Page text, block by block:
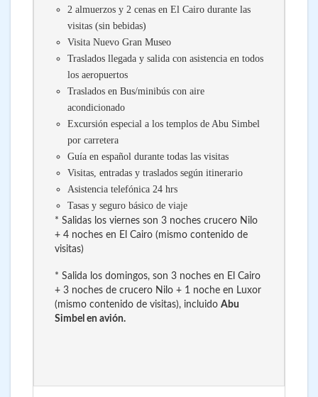
2 almuerzos y 2 cenas en El Cairo durante las
visitas (sin bebidas)
Visita Nuevo Gran Museo
Traslados llegada y salida con asistencia en todos
los aeropuertos
Traslados en Bus/minibús con aire
acondicionado
Excursión especial a los templos de Abu Simbel
por carretera
Guía en español durante todas las visitas
Visitas, entradas y traslados según itinerario
Asistencia telefónica 24 hrs
Tasas y seguro básico de viaje
* Salidas los viernes son 3 noches crucero Nilo
+ 4 noches en El Cairo (mismo contenido de
visitas)
* Salida los domingos, son 3 noches en El Cairo
+ 3 noches de crucero Nilo + 1 noche en Luxor
(mismo contenido de visitas), incluido Abu
Simbel en avión.